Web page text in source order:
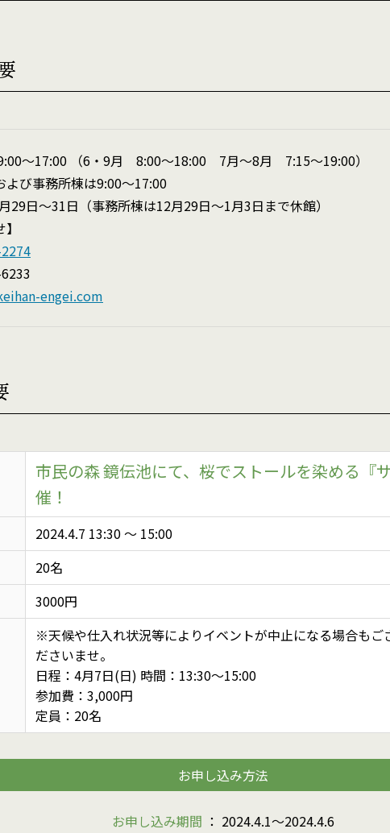
9:00～17:00 （6・9月 8:00～18:00 7月～8月 7:15～19:00）
び事務所棟は9:00〜17:00
29日～31日（事務所棟は12月29日～1月3日まで休館）
engei.com
市民の森 鏡伝池にて、桜でストールを染める『
催！
2024.4.7 13:30〜 15:00
20名
3000円
※天候や仕入れ状況等によりイベントが中止になる場合もご
ださいませ。
日程：4月7日(日) 時間：13:30〜15:00
参加費：3,000円
定員：20名
お申し込み方法
お申し込み期間 ： 2024.4.1〜2024.4.6